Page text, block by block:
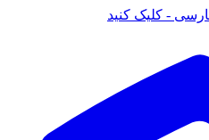
- کلیک کنید